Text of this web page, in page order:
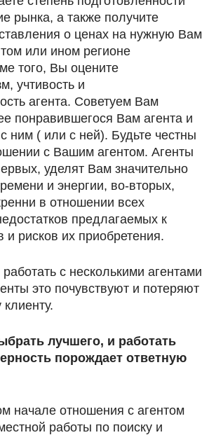
рынка, а также получите
о ценах на нужную Вам
или ином регионе
того, Вы оцените
учтивость и
агента. Советуем Вам
понравившегося Вам агента и
ним ( или с ней). Будьте честны
с Вашим агентом. Агенты
уделят Вам значительно
и энергии, во-вторых,
в отношении всех
предлагаемых к
и рисков их приобретения.
с несколькими агентами
это почувствуют и потеряют
клиенту.
лучшего, и работать
порождает ответную
начале отношения с агентом
работы по поиску и